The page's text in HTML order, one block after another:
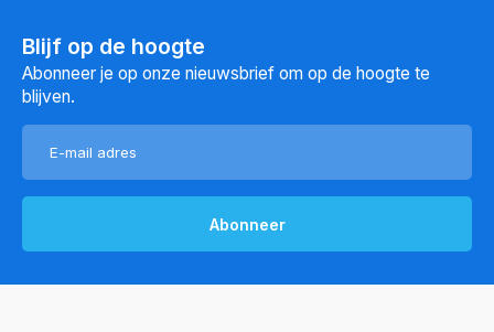
Blijf op de hoogte
Abonneer je op onze nieuwsbrief om op de hoogte te
blijven.
Abonneer